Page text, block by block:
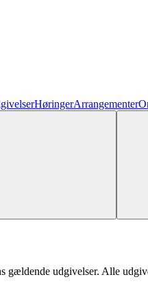
HøringerArrangementer
gældende udgivelser. Alle